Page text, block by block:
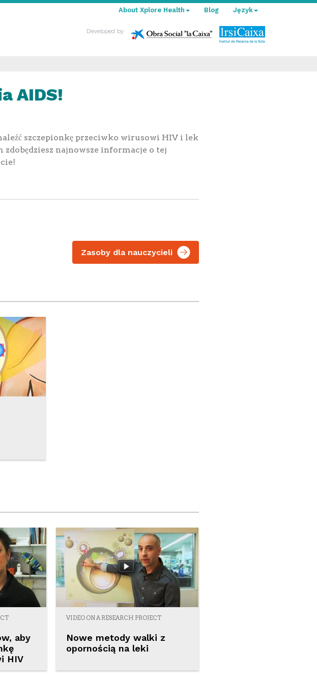
Język
About Xplore Health Blog
Developed by
AIDS!
szczepionkę przeciwko wirusowi HIV i lek
najnowsze informacje o tej
Zasoby dla nauczycieli
aby
HIV
VIDEO ON A RESEARCH PROJECT
Nowe metody walki z
opornością na leki